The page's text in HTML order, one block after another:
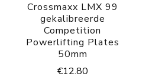
Crossmaxx LMX 99
gekalibreerde
Competition
Powerlifting Plates
50mm
€12.80